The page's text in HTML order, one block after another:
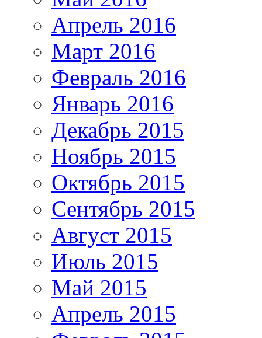
Апрель 2016
Март 2016
Февраль 2016
Январь 2016
Декабрь 2015
Ноябрь 2015
Октябрь 2015
Сентябрь 2015
Август 2015
Июль 2015
Май 2015
Апрель 2015